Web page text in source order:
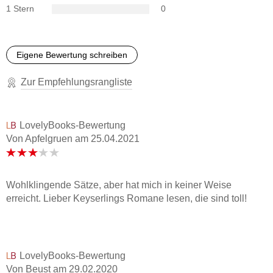
»Ein lesenswertes Stück literarische Entschleunigung« Ralf
»ein literarisches Vergnügen« Ulrike Plapp-Schirmer,
Heilbronner Stimme
»Jenseits der angeschlagenen Themen aber Liebe und
Markus Schwering, Kölner Stadt-Anzeiger
»[. . .] ein Schriftsteller, dem eine Hommage an einen fast
« Hamburger Abendblatt
»In seinem neuen Roman Keyserlings Geheimnis hat er
1 Stern
0
Eigene Bewertung schreiben
Zur Empfehlungsrangliste
LovelyBooks-Bewertung
Von Apfelgruen am 25.04.2021
Wohlklingende Sätze, aber hat mich in keiner Weise
erreicht. Lieber Keyserlings Romane lesen, die sind toll!
LovelyBooks-Bewertung
Von Beust am 29.02.2020